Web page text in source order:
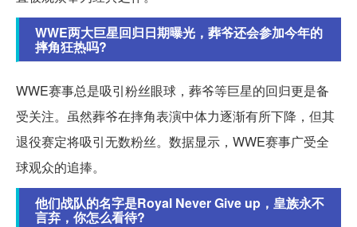
WWE两大巨星回归日期曝光，葬爷还会参加今年的
摔角狂热吗?
WWE赛事总是吸引粉丝眼球，葬爷等巨星的回归更是备
受关注。虽然葬爷在摔角表演中体力逐渐有所下降，但其
退役赛定将吸引无数粉丝。数据显示，WWE赛事广受全
球观众的追捧。
他们战队的名字是Royal Never Give up，皇族永不
言弃，你怎么看待?